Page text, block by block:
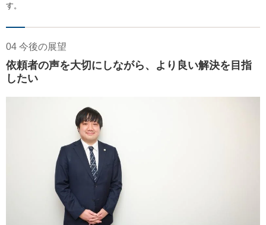
す。
04 今後の展望
依頼者の声を大切にしながら、より良い解決を目指
したい